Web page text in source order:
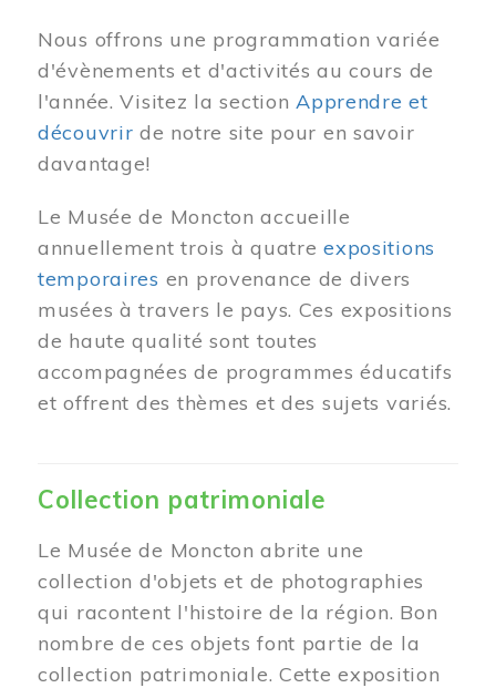
Nous offrons une programmation variée
d'évènements et d'activités au cours de
l'année. Visitez la sectionApprendre et
découvrir de notre site pour en savoir
davantage!
Le Musée de Moncton accueille
annuellement trois à quatreexpositions
temporaires en provenance de divers
musées à travers le pays. Ces expositions
de haute qualité sont toutes
accompagnées de programmes éducatifs
et offrent des thèmes et des sujets variés.
Collection patrimoniale
Le Musée de Moncton abrite une
collection d'objets et de photographies
qui racontent l'histoire de la région. Bon
nombre de ces objets font partie de la
collection patrimoniale. Cette exposition